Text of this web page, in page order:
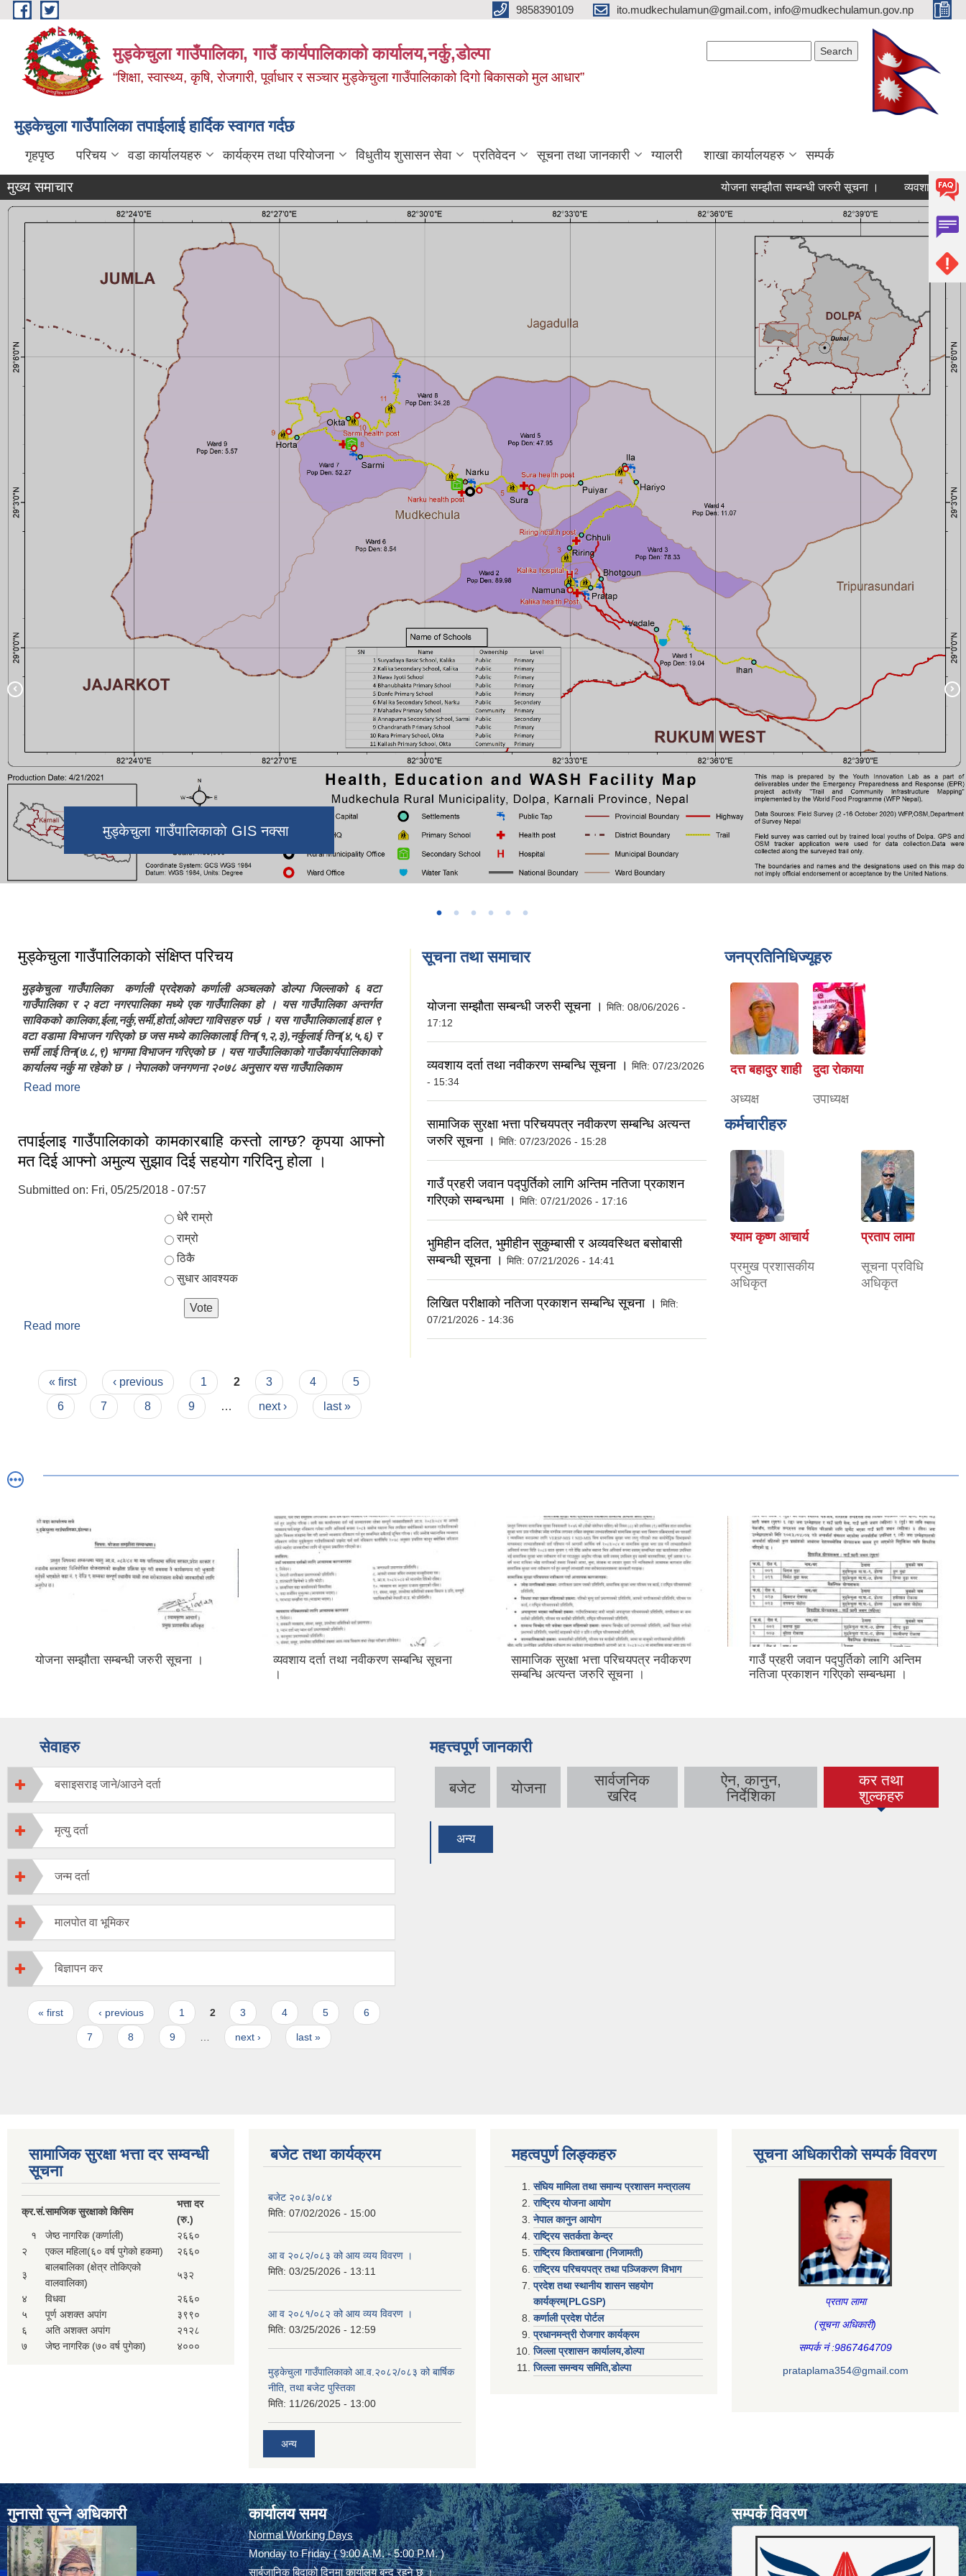
Skip to main content 9858390109 ito.mudkechulamun@gmail.com, info@mudkechulamun.gov.np
मुड्केचुला गाउँपालिका, गाउँ कार्यपालिकाको कार्यालय,नर्कु,डोल्पा
“शिक्षा, स्वास्थ्य, कृषि, रोजगारी, पूर्वाधार र सञ्चार मुड्केचुला गाउँपालिकाको दिगो बिकासको मुल आधार”
मुड्केचुला गाउँपालिका तपाईलाई हार्दिक स्वागत गर्दछ
गृहपृष्ठ परिचय वडा कार्यालयहरु कार्यक्रम तथा परियोजना विधुतीय शुसासन सेवा प्रतिवेदन सूचना तथा जानकारी ग्यालरी शाखा कार्यालयहरु सम्पर्क
मुख्य समाचार योजना सम्झौता सम्बन्धी जरुरी सूचना । व्यवशाय दर्ता तथा
मुड्केचुला गाउँपालिकाकाे GIS नक्सा
मुड्केचुला गाउँपालिकाकाे नवनिर्वाचित
जनप्रतिनिधिहरु ( स्थानीय तह
निर्वाचन,२०७९)
गाउँपालिकाकाे कार्यालय
मुड्केचुला गाउँपालिकाको १५ औं गाउँसभा
कर्मचारीहरु मुड्केचुला गाउँपालिका
गाउँपालिका डोल्पा बीचको भगिनी सम्बन्ध
कायम २०८२
मुड्केचुला गाउँपालिकाको संक्षिप्त परिचय
मुड्केचुला गाउँपालिका कर्णाली प्रदेशको कर्णाली अञ्चलको डोल्पा जिल्लाको ६ वटा
गाउँपालिका र २ वटा नगरपालिका मध्ये एक गाउँपालिका हो । यस गाउँपालिका अन्तर्गत
साविकको कालिका,ईला,नर्कु,सर्मी,होर्ता,ओक्टा गाविसहरु पर्छ । यस गाउँपालिकालाई हाल ९
वटा वडामा विभाजन गरिएको छ जस मध्ये कालिकालाई तिन(१,२,३),नर्कुलाई तिन(४,५,६) र
सर्मी लाई तिन(७.८,९) भागमा विभाजन गरिएको छ । यस गाउँपालिकाको गाउँकार्यपालिकाको
कार्यालय नर्कु मा रहेको छ । नेपालको जनगणना २०७८ अनुसार यस गाउँपालिकाम
Read more
तपाईलाइ गाउँपालिकाको कामकारबाहि कस्तो लाग्छ? कृपया आफ्नो
मत दिई आफ्नो अमुल्य सुझाव दिई सहयोग गरिदिनु होला ।
Submitted on: Fri, 05/25/2018 - 07:57
Choices
धेरै राम्रो
राम्रो
ठिकै
सुधार आवश्यक
Read more
Pages
« first ‹ previous 1 2 3 4
5
6
7 8 9 … next › last »
सूचना तथा समाचार
योजना सम्झौता सम्बन्धी जरुरी सूचना । मिति: 08/06/2026 -
17:12
व्यवशाय दर्ता तथा नवीकरण सम्बन्धि सूचना । मिति: 07/23/2026
- 15:34
सामाजिक सुरक्षा भत्ता परिचयपत्र नवीकरण सम्बन्धि अत्यन्त
जरुरि सूचना । मिति: 07/23/2026 - 15:28
गाउँ प्रहरी जवान पद्पुर्तिको लागि अन्तिम नतिजा प्रकाशन
गरिएको सम्बन्धमा । मिति: 07/21/2026 - 17:16
भुमिहीन दलित, भुमीहीन सुकुम्बासी र अव्यवस्थित बसोबासी
सम्बन्धी सूचना । मिति: 07/21/2026 - 14:41
लिखित परीक्षाको नतिजा प्रकाशन सम्बन्धि सूचना । मिति:
07/21/2026 - 14:36
जनप्रतिनिधिज्यूहरु
दत्त बहादुर शाही
अध्यक्ष
दुदा राेकाया
उपाध्यक्ष
कर्मचारीहरु
श्याम कृष्ण आचार्य
प्रमुख प्रशासकीय
अधिकृत
प्रताप लामा
सूचना प्रविधि
अधिकृत
योजना सम्झौता सम्बन्धी जरुरी सूचना ।
व्यवशाय दर्ता तथा नवीकरण सम्बन्धि सूचना
।
सामाजिक सुरक्षा भत्ता परिचयपत्र नवीकरण
सम्बन्धि अत्यन्त जरुरि सूचना ।
गाउँ प्रहरी जवान पद्पुर्तिको लागि अन्तिम
नतिजा प्रकाशन गरिएको सम्बन्धमा ।
सेवाहरु
बसाइसराइ जाने/आउने दर्ता
मृत्यु दर्ता
जन्म दर्ता
मालपोत वा भूमिकर
बिज्ञापन कर
Pages
« first ‹ previous 1 2 3 4 5 6
7 8 9 next › last »
महत्त्वपूर्ण जानकारी
बजेट योजना
सार्वजनिक
खरिद
ऐन, कानुन,
निर्देशिका
कर तथा
शुल्कहरु
(active tab)
अन्य
सामाजिक सुरक्षा भत्ता दर सम्वन्धी
सूचना
क्र.सं.सामजिक सुरक्षाको किसिम
भत्ता दर
(रु.)
१
जेष्ठ नागरिक (कर्णाली)
२६६०
२
एकल महिला(६० वर्ष पुगेको हकमा) २६६०
३
बालबालिका (क्षेत्र तोकिएको
वालवालिका)
५३२
४ विधवा
२६६०
५
पूर्ण अशक्त अपांग
३९९०
६
अति अशक्त अपांग
२१२८
७
जेष्ठ नागरिक (७० वर्ष पुगेका) ४०००
बजेट तथा कार्यक्रम
बजेट २०८३/०८४
मिति: 07/02/2026 - 15:00
आ व २०८२/०८३ को आय व्यय विवरण ।
मिति: 03/25/2026 - 13:11
आ व २०८१/०८२ को आय व्यय विवरण ।
मिति: 03/25/2026 - 12:59
मुड्केचुला गाउँपालिकाको आ.व.२०८२/०८३ को बार्षिक
नीति, तथा बजेट पुस्तिका
मिति: 11/26/2025 - 13:00
अन्य
महत्वपुर्ण लिङ्कहरु
संघिय मामिला तथा समान्य प्रशासन मन्त्रालय
राष्ट्रिय योजना आयोग
नेपाल कानुन आयोग
राष्ट्रिय सतर्कता केन्द्र
राष्ट्रिय किताबखाना (निजामती)
राष्ट्रिय परिचयपत्र तथा पञ्जिकरण विभाग
प्रदेश तथा स्थानीय शासन सहयाेग
कार्यक्रम(PLGSP)
कर्णाली प्रदेश पोर्टल
प्रधानमन्त्री राेजगार कार्यक्रम
जिल्ला प्रशासन कार्यालय,डोल्पा
जिल्ला समन्वय समिति,डोल्प
सूचना अधिकारीकाे सम्पर्क विवरण
प्रताप लामा
(सूचना अधिकारी)
सम्पर्क नं :9867464709
prataplama354@gmail.com
गुनासो सुन्ने अधिकारी कार्यालय समय
Normal Working Days
Monday to Friday ( 9:00 A.M. - 5:00 P.M. )
सार्बजानिक बिदाको दिनमा कार्यालय बन्द रहने छ ।
सम्पर्क विवरण